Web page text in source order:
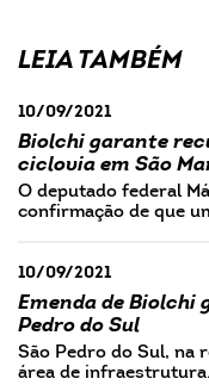
LEIA TAMBÉM
10/09/2021
Biolchi garante
ciclovia em São
O deputado federal
confirmação de que
10/09/2021
Emenda de Biolchi
Pedro do Sul
São Pedro do Sul, na
área de